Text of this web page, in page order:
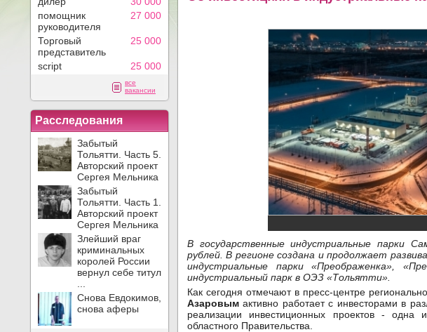
помощник
руководителя
27 000
Торговый
представитель
25 000
script 25 000
все
вакансии
Расследования
Забытый
Тольятти. Часть 5.
Авторский проект
Сергея Мельника
Забытый
Тольятти. Часть 1.
Авторский проект
Сергея Мельника
Злейший враг
криминальных
королей России
вернул себе титул
Снова Евдокимов,
снова аферы
В государственные индустриальные парки
рублей. В регионе создана и продолжает
индустриальные парки «Преображенка»,
индустриальный парк в ОЭЗ «Тольятти».
Как сегодня отмечают в пресс-центре
Азаровым активно работает с инвесторами в
реализации инвестиционных проектов - одна
областного Правительства.